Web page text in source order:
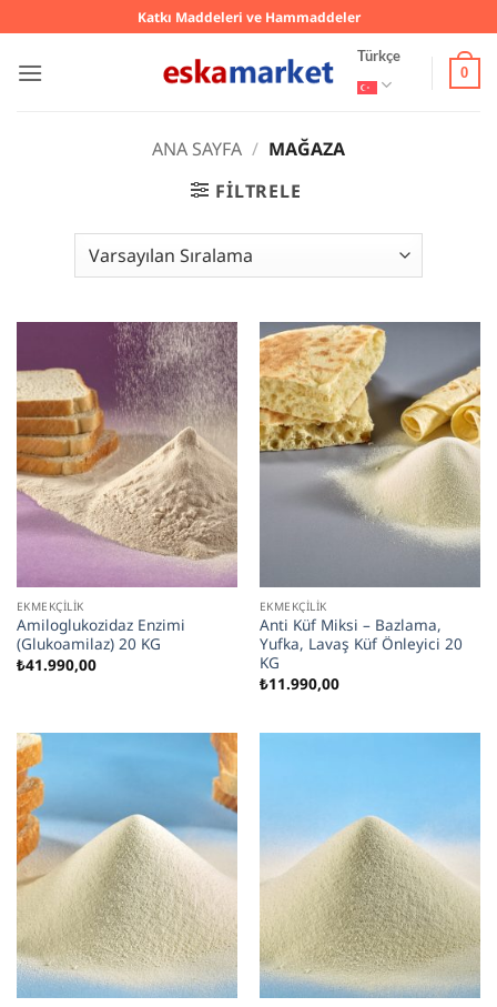
atla
Katkı Maddeleri ve Hammaddeler
Türkçe
0
ANA SAYFA / MAĞAZA
FILTRELE
EKMEKÇILIK
Amiloglukozidaz Enzimi
(Glukoamilaz) 20 KG
₺41.990,00
EKMEKÇILIK
Anti Küf Miksi – Bazlama,
Yufka, Lavaş Küf Önleyici 20
KG
₺11.990,00